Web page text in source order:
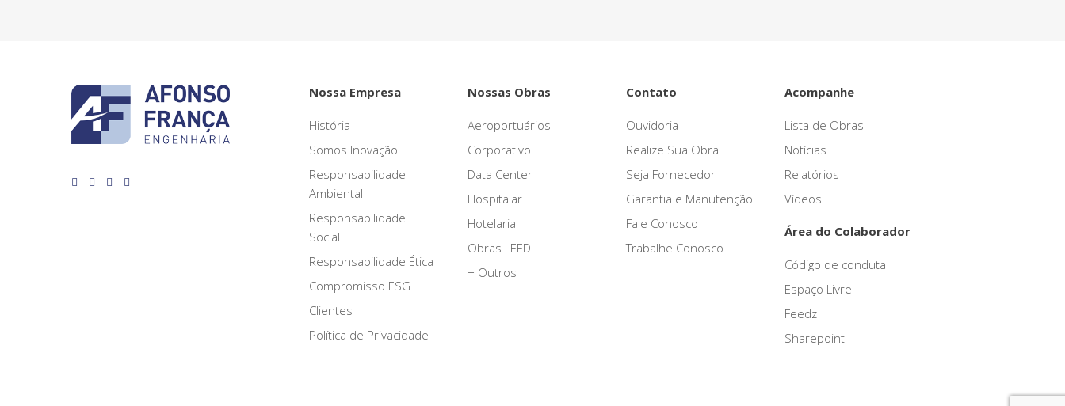
Nossa Empresa
História
Somos Inovação
Responsabilidade
Ambiental
Responsabilidade
Social
Responsabilidade Ética
Compromisso ESG
Clientes
Política de Privacidade
Nossas Obras
Aeroportuários
Corporativo
Data Center
Hospitalar
Hotelaria
Obras LEED
+ Outros
Contato
Ouvidoria
Realize Sua Obra
Seja Fornecedor
Garantia e Manutenção
Fale Conosco
Trabalhe Conosco
Acompanhe
Lista de Obras
Notícias
Relatórios
Vídeos
Área do Colaborador
Código de conduta
Espaço Livre
Feedz
Sharepoint